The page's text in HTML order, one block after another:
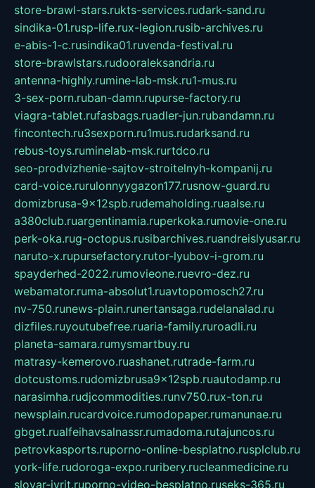
store-brawl-stars.rukts-services.rudark-sand.ru
sindika-01.rusp-life.rux-legion.rusib-archives.ru
e-abis-1-c.rusindika01.ruvenda-festival.ru
store-brawlstars.rudooraleksandria.ru
antenna-highly.rumine-lab-msk.ru1-mus.ru
3-sex-porn.ruban-damn.rupurse-factory.ru
viagra-tablet.rufasbags.ruadler-jun.rubandamn.ru
fincontech.ru3sexporn.ru1mus.rudarksand.ru
rebus-toys.ruminelab-msk.rurtdco.ru
seo-prodvizhenie-sajtov-stroitelnyh-kompanij.ru
card-voice.rurulonnyygazon177.rusnow-guard.ru
domizbrusa-9x12spb.rudemaholding.ruaalse.ru
a380club.ruargentinamia.ruperkoka.rumovie-one.ru
perk-oka.rug-octopus.rusibarchives.ruandreislyusar.ru
naruto-x.rupursefactory.rutor-lyubov-i-grom.ru
spayderhed-2022.rumovieone.ruevro-dez.ru
webamator.ruma-absolut1.ruavtopomosch27.ru
nv-750.runews-plain.runertansaga.rudelanalad.ru
dizfiles.ruyoutubefree.ruaria-family.ruroadli.ru
planeta-samara.rumysmartbuy.ru
matrasy-kemerovo.ruashanet.rutrade-farm.ru
dotcustoms.rudomizbrusa9x12spb.ruautodamp.ru
narasimha.rudjcommodities.runv750.rux-ton.ru
newsplain.rucardvoice.rumodopaper.rumanunae.ru
gbget.rualfeihavsalnassr.rumadoma.rutajuncos.ru
petrovkasports.ruporno-online-besplatno.rusplclub.ru
york-life.rudoroga-expo.ruribery.rucleanmedicine.ru
slovar-ivrit.ruporno-video-besplatno.ruseks-365.ru